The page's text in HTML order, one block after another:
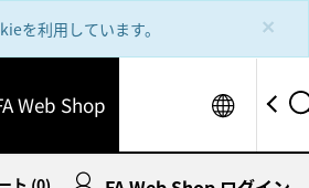
×
を利用しています。
Web Shop
ト